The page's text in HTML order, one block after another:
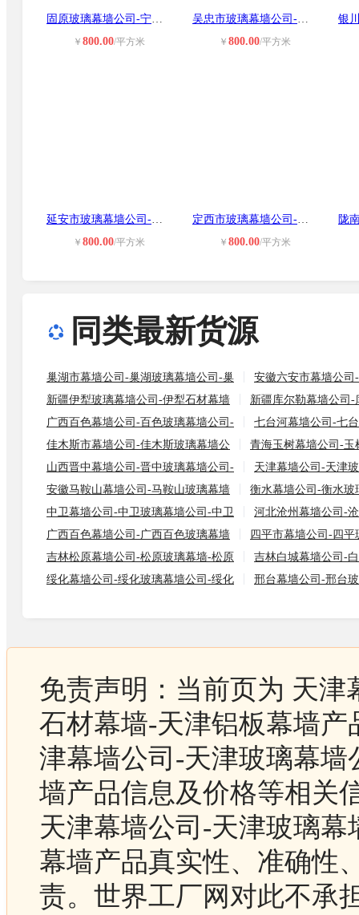
固原玻璃幕墙公司-宁夏固原石材幕墙
￥ 800.00/平方米
吴忠市玻璃幕墙公司-吴忠石材幕墙公
￥ 800.00/平方米
延安市玻璃幕墙公司-延安市石材幕墙
￥ 800.00/平方米
定西市玻璃幕墙公司-定西市石材幕墙
￥ 800.00/平方米
同类最新货源
巢湖市幕墙公司-巢湖玻璃幕墙公司-巢
安徽六安市幕墙公司
新疆伊犁玻璃幕墙公司-伊犁石材幕墙
新疆库尔勒幕墙公司-
广西百色幕墙公司-百色玻璃幕墙公司-
七台河幕墙公司-七
佳木斯市幕墙公司-佳木斯玻璃幕墙公
青海玉树幕墙公司-玉
山西晋中幕墙公司-晋中玻璃幕墙公司-
天津幕墙公司-天津
安徽马鞍山幕墙公司-马鞍山玻璃幕墙
衡水幕墙公司-衡水玻
中卫幕墙公司-中卫玻璃幕墙公司-中卫
河北沧州幕墙公司-
广西百色幕墙公司-广西百色玻璃幕墙
四平市幕墙公司-四
吉林松原幕墙公司-松原玻璃幕墙-松原
吉林白城幕墙公司-
绥化幕墙公司-绥化玻璃幕墙公司-绥化
邢台幕墙公司-邢台
免责声明：当前页为 天
石材幕墙-天津铝板幕墙
津幕墙公司-天津玻璃幕
墙产品信息及价格等相关
天津幕墙公司-天津玻璃
幕墙产品真实性、准确性
责。世界工厂网对此不承